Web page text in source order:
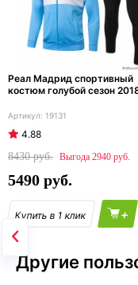
Реал Мадрид спортивный
костюм голубой сезон
19131
4.88
8430
2940
5490
+
Другие